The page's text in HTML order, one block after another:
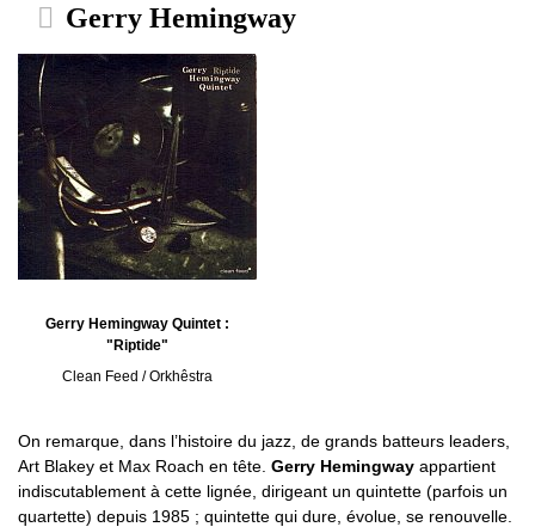
Gerry Hemingway
Gerry Hemingway Quintet :
"Riptide"
Clean Feed / Orkhêstra
On remarque, dans l’histoire du jazz, de grands batteurs leaders,
Art Blakey et Max Roach en tête. Gerry Hemingway appartient
indiscutablement à cette lignée, dirigeant un quintette (parfois un
quartette) depuis 1985 ; quintette qui dure, évolue, se renouvelle.